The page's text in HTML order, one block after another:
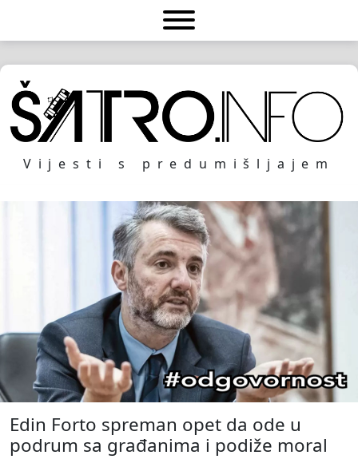
Vijesti s predumišljajem
Edin Forto spreman opet da ode u
podrum sa građanima i podiže moral